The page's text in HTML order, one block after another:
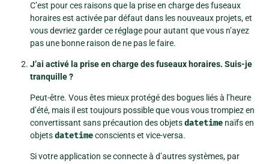
C’est pour ces raisons que la prise en charge des fuseaux
horaires est activée par défaut dans les nouveaux projets, et
vous devriez garder ce réglage pour autant que vous n’ayez
pas une bonne raison de ne pas le faire.
J’ai activé la prise en charge des fuseaux horaires. Suis-je
tranquille ?
Peut-être. Vous êtes mieux protégé des bogues liés à l’heure
d’été, mais il est toujours possible que vous vous trompiez en
convertissant sans précaution des objetsdatetime naïfs en
objetsdatetimeconscients et vice-versa.
Si votre application se connecte à d’autres systèmes, par